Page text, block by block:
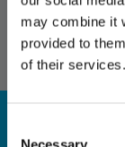
may combine it
provided to
of their services.